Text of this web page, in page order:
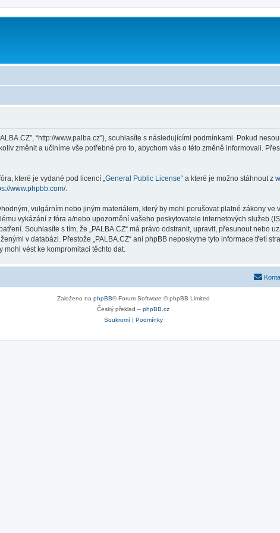
“http://www.palba.cz”), souhlasíte s následujícími podmínkami. Pokud
změnit a učiníme vše potřebné pro to, abychom vás o této změně informovali.
které je vydané pod licencí „ General Public License“ a které je možno stáhnout z
www.phpbb.com/.
vulgárním nebo jiným materiálem, který by mohl porušovat platné zákony ve
vykázání z fóra a/nebo upozornění vašeho poskytovatele internetových služeb
Souhlasíte s tím, že „PALBA.CZ“ má právo odstranit, upravit, přesunout nebo
v databázi. Přestože „PALBA.CZ“ ani phpBB neposkytne tyto informace třetí
vést ke kompromitaci těchto dat.
Založeno na phpBB® Forum Software © phpBB Limited
Český překlad – phpBB.cz
Soukromí| Podmínky